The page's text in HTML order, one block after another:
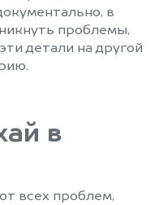
в
проблемы,
детали на другой
в
всех проблем,